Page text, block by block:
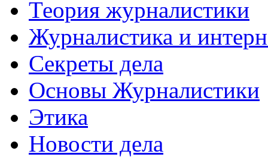
Теория журналистики
Журналистика и
Секреты дела
Основы Журналистики
Этика
Новости дела